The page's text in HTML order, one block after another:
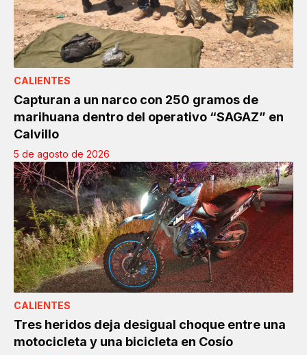
CALIENTES
Capturan a un narco con 250 gramos de
marihuana dentro del operativo “SAGAZ” en
Calvillo
5 de agosto de 2026
CALIENTES
Tres heridos deja desigual choque entre una
motocicleta y una bicicleta en Cosío